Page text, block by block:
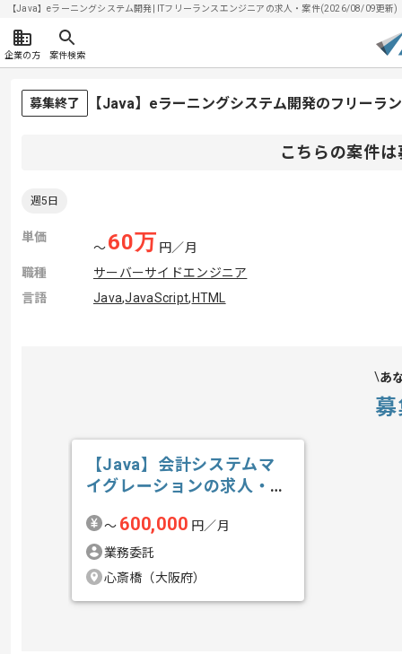
【Java】eラーニングシステム開発| ITフリーランスエンジニアの求人・案件(2026/08/09更新)
企業の方 案件検索
募集終了 【Java】eラーニングシステム開発のフリーラ
こちらの案件
週5日
単価
〜60万 円／月
職種
サーバーサイドエンジニア
言語
Java,JavaScript, HTML
あ
【Java】会計システムマ
イグレーションの求人・案
〜 600,000 円／月
業務委託
心斎橋（大阪府）